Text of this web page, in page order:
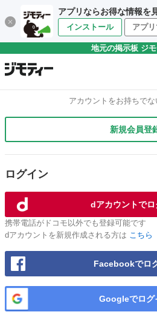
アプリならお得な情報を
インストール アプリ
地元の掲示板 ジ
アカウントをお持ちでな
新規会員登
ログイン
dアカウントでロ
携帯電話がドコモ以外でも登録可能です
dアカウントを新規作成される方は こちら
Facebookでロ
Googleでログ